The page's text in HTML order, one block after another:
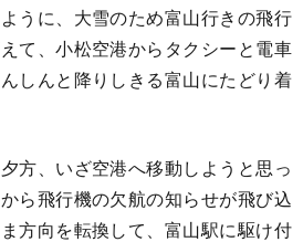
うに、大雪のため富山行きの飛行
て、小松空港からタクシーと電車
しんと降りしきる富山にたどり着
方、いざ空港へ移動しようと思っ
ら飛行機の欠航の知らせが飛び込
方向を転換して、富山駅に駆け付